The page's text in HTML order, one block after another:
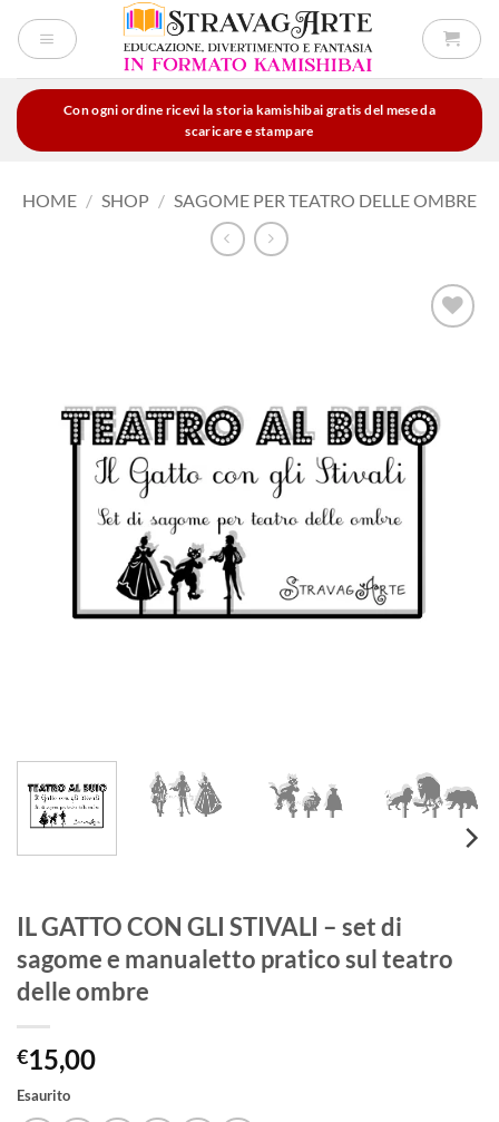
Con ogni ordine ricevi la storia kamishibai gratis del mese da
scaricare e stampare
HOME / SHOP / SAGOME PER TEATRO DELLE OMBRE
desideri
IL GATTO CON GLI STIVALI – set di
sagome e manualetto pratico sul teatro
delle ombre
€15,00
Esaurito